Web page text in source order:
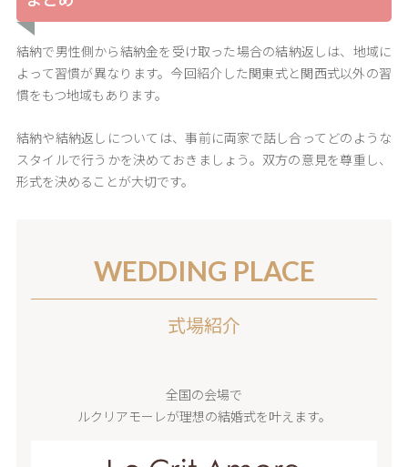
結納で男性側から結納金を受け取った場合の結納返しは、地域に
よって習慣が異なります。今回紹介した関東式と関西式以外の習
慣をもつ地域もあります。
結納や結納返しについては、事前に両家で話し合ってどのような
スタイルで行うかを決めておきましょう。双方の意見を尊重し、
形式を決めることが大切です。
WEDDING PLACE
式場紹介
全国の会場で
ルクリアモーレが理想の結婚式を叶えます。